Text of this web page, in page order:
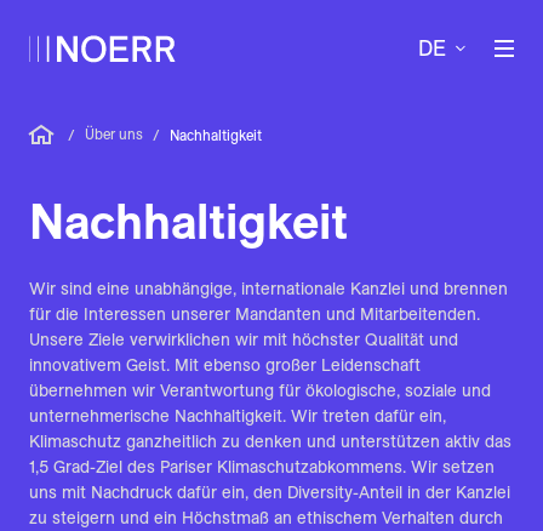
DE
/ Über uns / Nachhaltigkeit
Nach­haltig­keit
Wir sind eine unabhängige, internationale Kanzlei und brennen
für die Interessen unserer Mandanten und Mitarbeitenden.
Unsere Ziele verwirklichen wir mit höchster Qualität und
innovativem Geist. Mit ebenso großer Leidenschaft
übernehmen wir Verantwortung für ökologische, soziale und
unternehmerische Nachhaltigkeit. Wir treten dafür ein,
Klimaschutz ganzheitlich zu denken und unterstützen aktiv das
1,5 Grad-Ziel des Pariser Klimaschutzabkommens. Wir setzen
uns mit Nachdruck dafür ein, den Diversity-Anteil in der Kanzlei
zu steigern und ein Höchstmaß an ethischem Verhalten durch